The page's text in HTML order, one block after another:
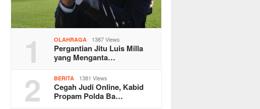
1 OLAHRAGA 1387 Views
Pergantian Jitu Luis Milla
yang Menganta…
2 BERITA 1381 Views
Cegah Judi Online, Kabid
Propam Polda Ba…